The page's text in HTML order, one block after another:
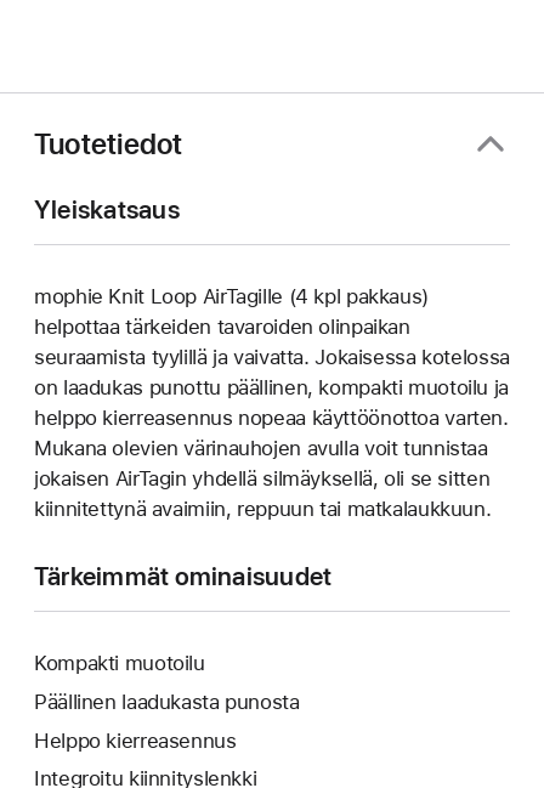
Tuotetiedot
Yleiskatsaus
mophie Knit Loop AirTagille (4 kpl pakkaus)
helpottaa tärkeiden tavaroiden olinpaikan
seuraamista tyylillä ja vaivatta. Jokaisessa kotelossa
on laadukas punottu päällinen, kompakti muotoilu ja
helppo kierreasennus nopeaa käyttöönottoa varten.
Mukana olevien värinauhojen avulla voit tunnistaa
jokaisen AirTagin yhdellä silmäyksellä, oli se sitten
kiinnitettynä avaimiin, reppuun tai matkalaukkuun.
Tärkeimmät ominaisuudet
Kompakti muotoilu
Päällinen laadukasta punosta
Helppo kierreasennus
Integroitu kiinnityslenkki